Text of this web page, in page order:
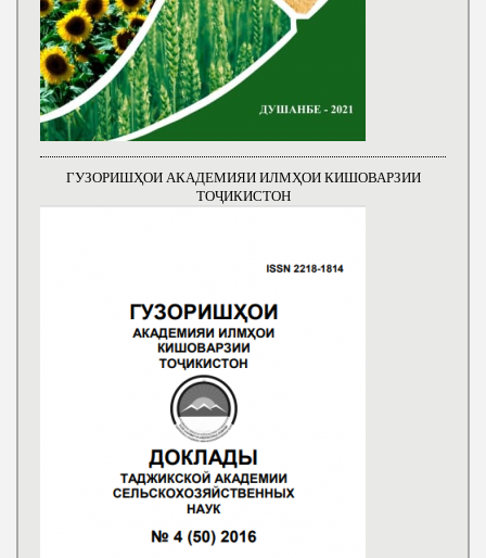
ГУЗОРИШҲОИ АКАДЕМИЯИ ИЛМҲОИ КИШОВАРЗИИ
ТОҶИКИСТОН